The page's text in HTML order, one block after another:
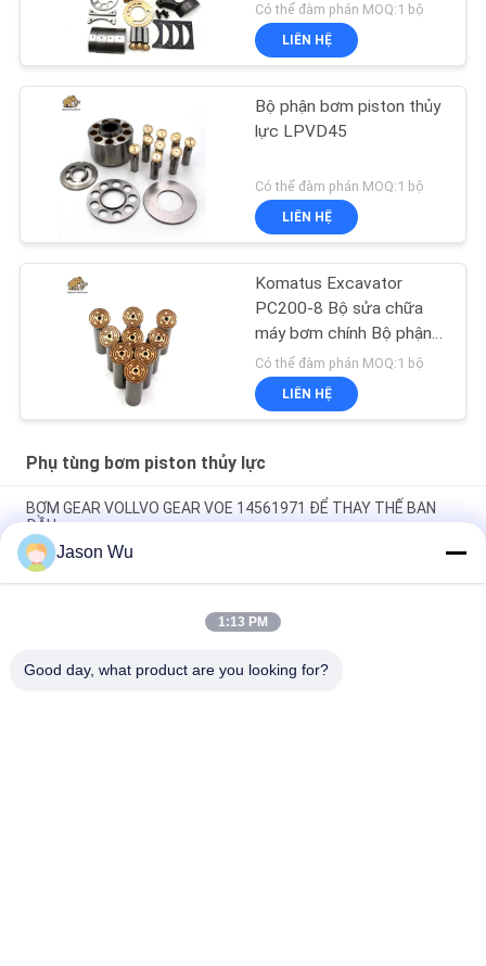
Có thể đàm phán MOQ:1 bộ
LIÊN HỆ
Bộ phận bơm piston thủy
lực LPVD45
Có thể đàm phán MOQ:1 bộ
LIÊN HỆ
Komatus Excavator
PC200-8 Bộ sửa chữa
máy bơm chính Bộ phận
máy bơm thủy lực Máy
bơm piston Dịch vụ sửa
chữa bảo trì
Có thể đàm phán MOQ:1 bộ
LIÊN HỆ
Phụ tùng bơm piston thủy lực
BƠM GEAR VOLLVO GEAR VOE 14561971 ĐỂ THAY THẾ BAN
ĐẦU
BƠM GEAR VOLLVO GEAR VOE 14537295 ĐỂ THAY THẾ BAN
ĐẦU
VOLLVO GALLERY GEAR PUMP VOE 14782798 để thay thế ban
Jason Wu
1:13 PM
Good day, what product are you looking for?